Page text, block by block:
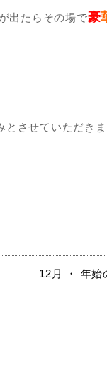
が出たらその場で豪
させていただき
12月 ・ 年始